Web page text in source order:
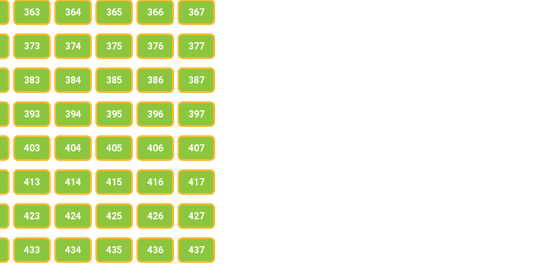
363 364 365 366 367
373 374 375 376 377
383 384 385 386 387
393 394 395 396 397
403 404 405 406 407
413 414 415 416 417
423 424 425 426 427
433 434 435 436 437